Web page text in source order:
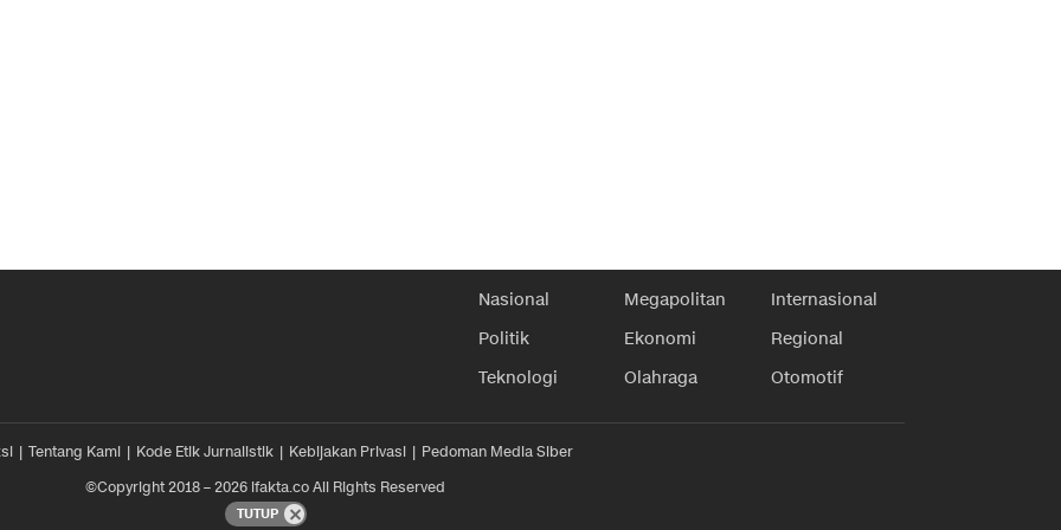
Nasional Megapolitan
Internasional
Politik
Ekonomi
Regional
Teknologi
Olahraga Otomotif
Tentang Kami Kode Etik Jurnalistik Kebijakan Privasi
Pedoman Media Siber
©Copyright 2018 – 2026 ifakta.co All Rights Reserved
TUTUP